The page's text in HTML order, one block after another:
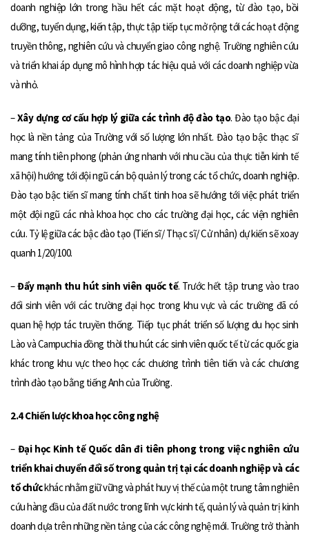
doanh nghiệp lớn trong hầu hết các mặt hoạt động, từ đào tạo, bồi
dưỡng, tuyển dụng, kiến tập, thực tập tiếp tục mở rộng tới các hoạt động
truyền thông, nghiên cứu và chuyển giao công nghệ. Trường nghiên cứu
và triển khai áp dụng mô hình hợp tác hiệu quả với các doanh nghiệp vừa
và nhỏ.
–Xây dựng cơ cấu hợp lý giữa các trình độ đào tạo. Đào tạo bậc đại
học là nền tảng của Trường với số lượng lớn nhất. Đào tạo bậc thạc sĩ
mang tính tiên phong (phản ứng nhanh với nhu cầu của thực tiễn kinh tế
xã hội) hướng tới đội ngũ cán bộ quản lý trong các tổ chức, doanh nghiệp.
Đào tạo bậc tiến sĩ mang tính chất tinh hoa sẽ hướng tới việc phát triển
một đội ngũ các nhà khoa học cho các trường đại học, các viện nghiên
cứu. Tỷ lệ giữa các bậc đào tạo (Tiến sĩ/ Thạc sĩ/ Cử nhân) dự kiến sẽ xoay
quanh 1/20/100.
–Đẩy mạnh thu hút sinh viên quốc tế. Trước hết tập trung vào trao
đổi sinh viên với các trường đại học trong khu vực và các trường đã có
quan hệ hợp tác truyền thống. Tiếp tục phát triển số lượng du học sinh
Lào và Campuchia đồng thời thu hút các sinh viên quốc tế từ các quốc gia
khác trong khu vực theo học các chương trình tiên tiến và các chương
trình đào tạo bằng tiếng Anh của Trường.
2.4 Chiến lược khoa học công nghệ
– Đại học Kinh tế Quốc dân đi tiên phong trong việc nghiên cứu
triển khai chuyển đổi số trong quản trị tại các doanh nghiệp và các
tổ chứckhác nhằm giữ vững và phát huy vị thế của một trung tâm nghiên
cứu hàng đầu của đất nước trong lĩnh vực kinh tế, quản lý và quản trị kinh
doanh dựa trên những nền tảng của các công nghệ mới. Trường trở thành